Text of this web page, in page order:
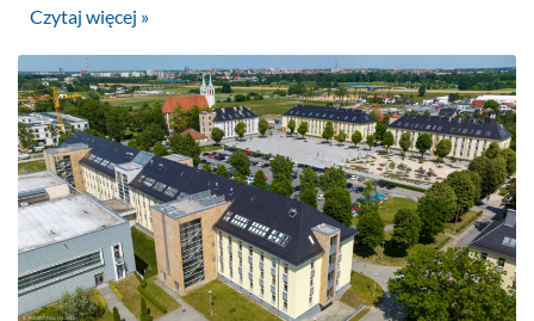
Czytaj więcej »